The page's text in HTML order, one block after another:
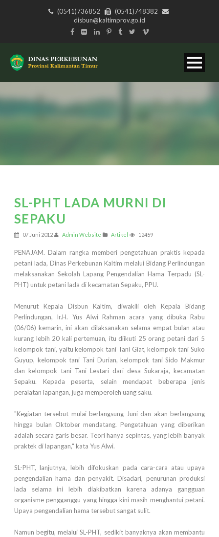
(0541)736852
(0541)748382
disbun@kaltimprov.go.id
SL-PHT LADA MURNI DI
SEPAKU
07 Juni 2012 Admin Website Artikel 12459
PENAJAM. Dalam rangka memberi pengetahuan praktis kepada
petani lada, Dinas Perkebunan Kaltim melalui Bidang Perlindungan
melaksanakan Sekolah Lapang Pengendalian Hama Terpadu (SL-
PHT) untuk petani lada di kecamatan Sepaku, PPU.
Menurut Kepala Disbun Kaltim, diwakili oleh Kepala Bidang
Perlindungan, Ir.H. Yus Alwi Rahman acara yang dibuka Rabu
(06/06) kemarin, ini akan dilaksanakan selama empat bulan atau
kurang lebih 20 kali pertemuan, itu diikuti 25 orang petani dari 5
kelompok tani, yaitu kelompok tani Tani Giat, kelompok tani Suko
Guyup, kelompok tani Tani Durian, kelompok tani Sido Makmur
dan kelompok tani Tani Lestari dari desa Sukaraja, kecamatan
Sepaku. Kepada peserta, selain mendapat beberapa jenis
peralatan lapangan, juga memperoleh uang saku.
"Kegiatan tersebut mulai berlangsung Juni dan akan berlangsung
hingga bulan Oktober mendatang. Pengetahuan yang diberikan
adalah secara garis besar. Teori hanya sepintas, yang lebih banyak
praktek di lapangan," kata Yus Alwi.
SL-PHT, lanjutnya, lebih difokuskan pada cara-cara atau upaya
pengendalian hama dan penyakit. Disadari, penurunan produksi
lada selama ini lebih diakibatkan karena adanya gangguan
organisme pengganggu yang hingga kini masih menghantui petani.
Upaya pengendalian hama tersebut sangat sulit.
Namun begitu, melalui SL-PHT, sedikit banyaknya akan membantu